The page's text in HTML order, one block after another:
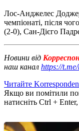
Лос-Анджелес
чемпіонаті, після
(2-0), Сан-Дієго
Новини від
наш канал https://
Читайте
Якщо ви помітили
натисніть Ctrl +